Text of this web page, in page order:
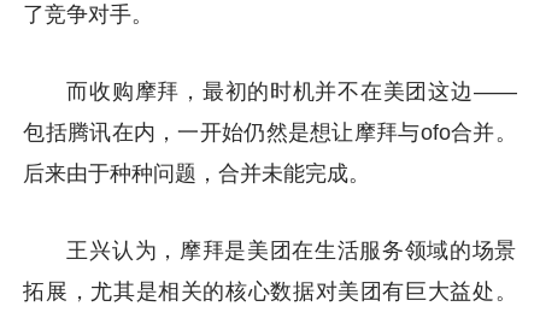
了竞争对手。
而收购摩拜，最初的时机并不在美团这边——
包括腾讯在内，一开始仍然是想让摩拜与ofo合并。
后来由于种种问题，合并未能完成。
王兴认为，摩拜是美团在生活服务领域的场景
拓展，尤其是相关的核心数据对美团有巨大益处。